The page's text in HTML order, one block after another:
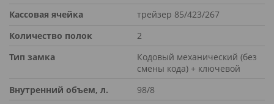
Кассовая ячейка
трейзер 85/423/267
Количество полок
2
Тип замка
Кодовый механический (без
смены кода) + ключевой
Внутренний объем, л.
98/8